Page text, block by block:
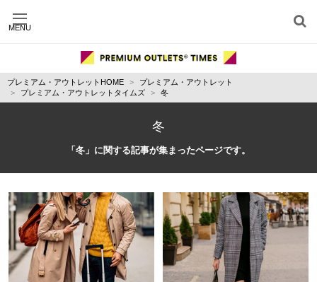
MENU
施設別に記事を探す
運営会社
利用規約
プレミアム・アウトレットHOME
プレミアム・アウトレット
プレミアム・アウトレットタイムズ
冬
冬
「冬」に関する記事が集まったページです。